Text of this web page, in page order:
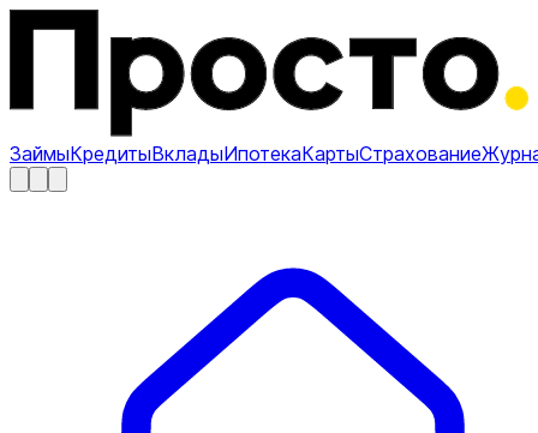
ЗаймыКредитыВкладыИпотекаКартыСтрахование